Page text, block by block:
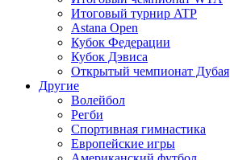
Итоговый турнир ATP
Astana Open
Кубок Федерации
Кубок Дэвиса
Открытый чемпионат Дубая
Другие
Волейбол
Регби
Спортивная гимнастика
Европейские игры